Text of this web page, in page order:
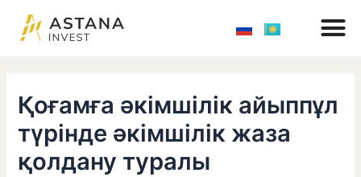
content
Қоғамға әкімшілік айыппұл
түрінде әкімшілік жаза
қолдану туралы
по
записям